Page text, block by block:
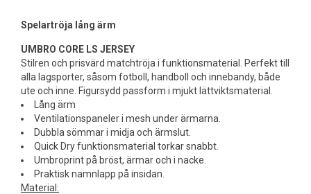
Spelartröja lång ärm
UMBRO CORE LS JERSEY
Stilren och prisvärd matchtröja i funktionsmaterial. Perfekt till
alla lagsporter, såsom fotboll, handboll och innebandy, både
ute och inne. Figursydd passform i mjukt lättviktsmaterial.
Lång ärm
Ventilationspaneler i mesh under ärmarna.
Dubbla sömmar i midja och ärmslut.
Quick Dry funktionsmaterial torkar snabbt.
Umbroprint på bröst, ärmar och i nacke.
Praktisk namnlapp på insidan.
Material: